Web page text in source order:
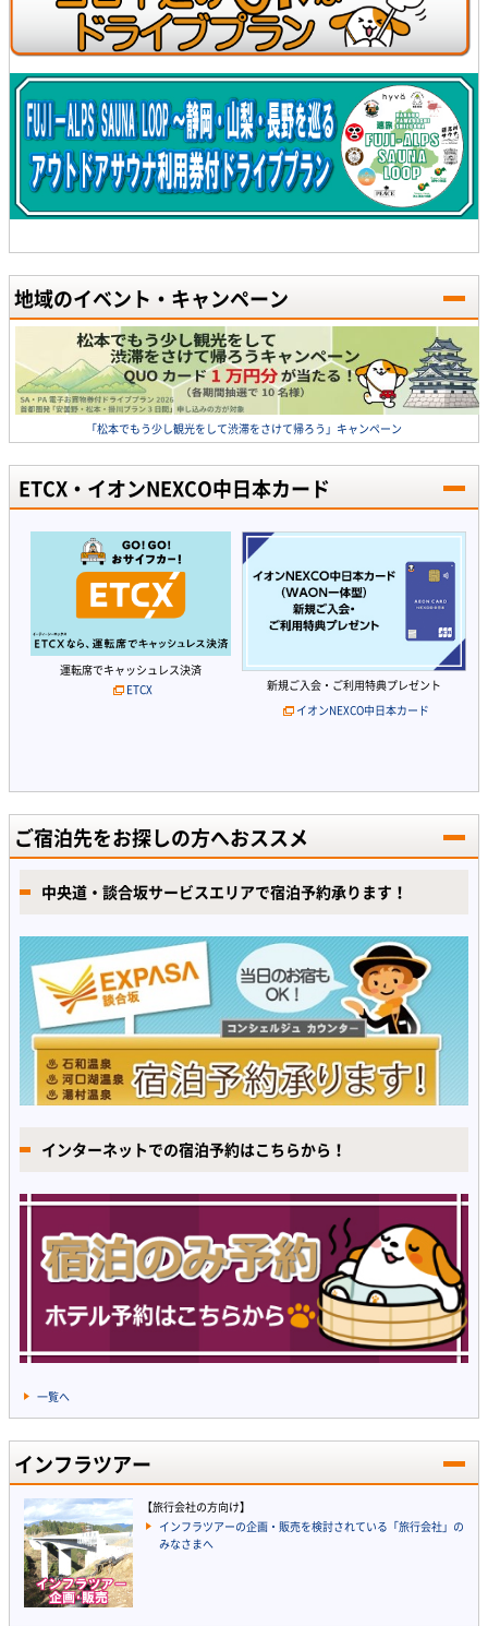
地域のイベント・キャンペーン
「松本でもう少し観光をして渋滞をさけて帰ろう」キャンペーン
ETCX・イオンNEXCO中日本カード
運転席でキャッシュレス決済
ETCX
新規ご入会・ご利用特典プレゼント
イオンNEXCO中日本カード
ご宿泊先をお探しの方へおススメ
中央道・談合坂サービスエリアで宿泊予約承ります！
インターネットでの宿泊予約はこちらから！
一覧へ
インフラツアー
【旅行会社の方向け】
インフラツアーの企画・販売を検討されている「旅行会社」の
みなさまへ